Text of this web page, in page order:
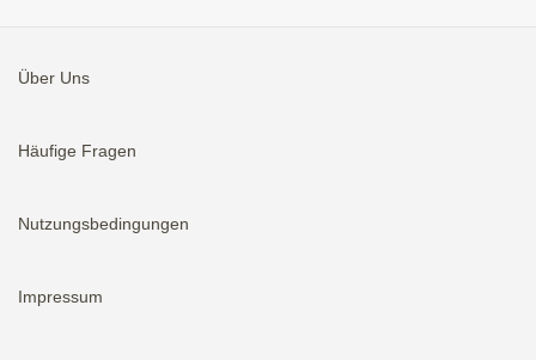
Über Uns
Häufige Fragen
Nutzungsbedingungen
Impressum